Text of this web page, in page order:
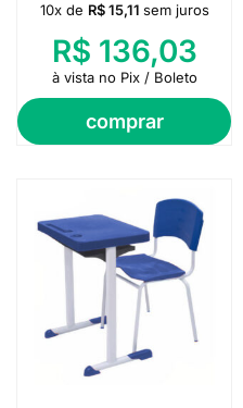
comprar
10x de R$15,11 sem juros
R$ 136,03
à vista no Pix / Boleto